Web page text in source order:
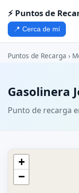
⚡ Puntos de
📍 Cerca de mí
Puntos de Recarga ›
Gasolinera
Punto de recarga
+
−